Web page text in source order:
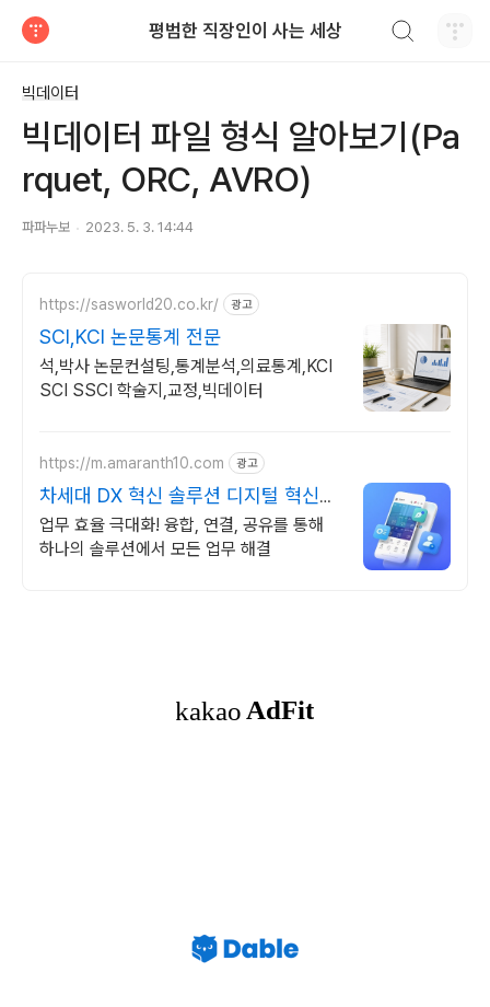
평범한 직장인이 사는 세상
빅데이터
빅데이터 파일 형식 알아보기(Pa
rquet, ORC, AVRO)
파파누보 2023. 5. 3. 14:44
https://sasworld20.co.kr/ 광고
SCI,KCI 논문통계 전문
석,박사 논문컨설팅,통계분석,의료통계,KCI
SCI SSCI 학술지,교정,빅데이터
https://m.amaranth10.com 광고
차세대 DX 혁신 솔루션 디지털 혁신의
완성
업무 효율 극대화! 융합, 연결, 공유를 통해
하나의 솔루션에서 모든 업무 해결